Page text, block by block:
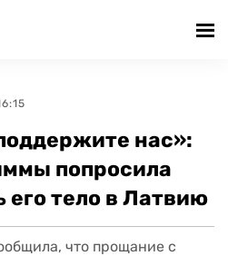
нас»:
попросила
его тело в Латвию
что прощание с